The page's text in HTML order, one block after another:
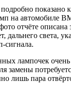
показано
на автомобиле
отчёте описана
дальнего света,
сигнала.
лампочек
замены
лишь пара